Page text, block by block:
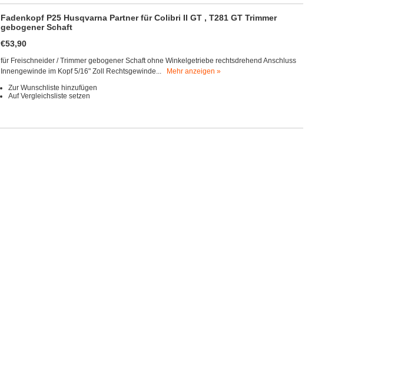
Fadenkopf P25 Husqvarna Partner für Colibri II GT , T281 GT Trimmer
gebogener Schaft
€53,90
für Freischneider / Trimmer gebogener Schaft ohne Winkelgetriebe rechtsdrehend Anschluss
Innengewinde im Kopf 5/16" Zoll Rechtsgewinde...
Mehr anzeigen »
Zur Wunschliste hinzufügen
Auf Vergleichsliste setzen